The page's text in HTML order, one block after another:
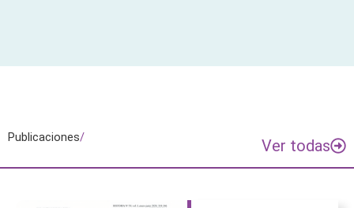
Publicaciones/ Ver todas